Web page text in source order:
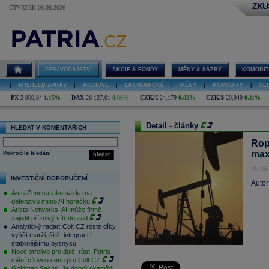
ČTVRTEK 06.08.2026
ZPRAVODAJSTVÍ AKCIE & FONDY MĚNY & SAZBY
PŘEHLED ZPRÁV AKCIOVÉ EKONOMICKÉ MĚNY KOMODITY
PX 2 800,84 1,15% DAX 26 127,01 0,00% CZK/€ 24,179 0,02% CZK/$ 20,949 0,11%
HLEDAT V KOMENTÁŘÍCH
hledat
Pokročilé hledání
INVESTIČNÍ DOPORUČENÍ
AstraZeneca jako sázka na
defenzivu mimo AI horečku
Arista Networks: AI může firmě
zajistit příznivý vítr do zad
Analytický radar: Colt CZ roste díky
vyšší marži, širší integraci i
stabilnějšímu byznysu
Nové střelivo pro další růst. Patria
mění cílovou cenu pro Colt CZ
Detail - články